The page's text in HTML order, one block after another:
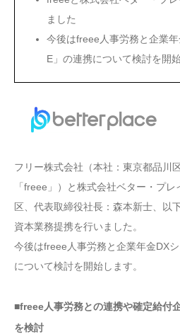
ました
今後はfreee人事労務と企業
E」の連携について検討を開
フリー株式会社（本社：東京都品川
「freee」）と株式会社ベター・プ
区、代表取締役社長：森本新士、以
資本業務提携を行いました。
今後はfreee人事労務と企業年金DX
について検討を開始します。
■freee人事労務との連携や確定給付
を検討